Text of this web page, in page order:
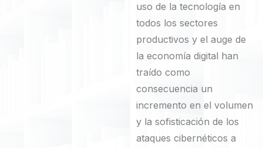
uso de la tecnología en
todos los sectores
productivos y el auge de
la economía digital han
traído como
consecuencia un
incremento en el volumen
y la sofisticación de los
ataques cibernéticos a